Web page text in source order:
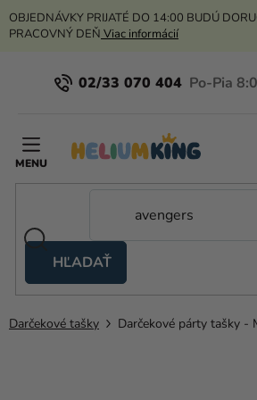
Prejsť
na
OBJEDNÁVKY PRIJATÉ DO 14:00 BUDÚ
PRACOVNÝ DEŇ Viac informácií
02/33 070 404
HĽADAŤ
stany
Kanekalon
Darčekové tašky Darčekové párty tašky -